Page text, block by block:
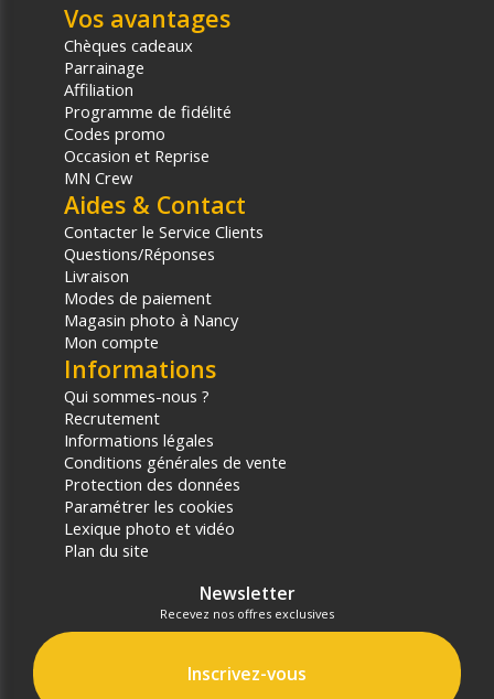
Vos avantages
Chèques cadeaux
Parrainage
Affiliation
Programme de fidélité
Codes promo
Occasion et Reprise
MN Crew
Aides & Contact
Contacter le Service Clients
Questions/Réponses
Livraison
Modes de paiement
Magasin photo à Nancy
Mon compte
Informations
Qui sommes-nous ?
Recrutement
Informations légales
Conditions générales de vente
Protection des données
Paramétrer les cookies
Lexique photo et vidéo
Plan du site
Newsletter
Recevez nos offres exclusives
Inscrivez-vous